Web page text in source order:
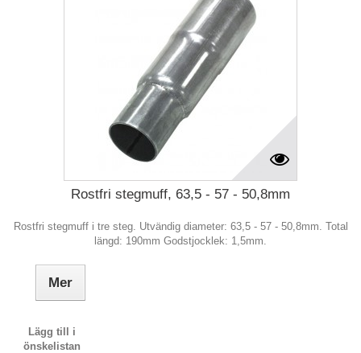
Rostfri stegmuff, 63,5 - 57 - 50,8mm
Rostfri stegmuff i tre steg. Utvändig diameter: 63,5 - 57 - 50,8mm. Total
längd: 190mm Godstjocklek: 1,5mm.
Mer
Lägg till i
önskelistan